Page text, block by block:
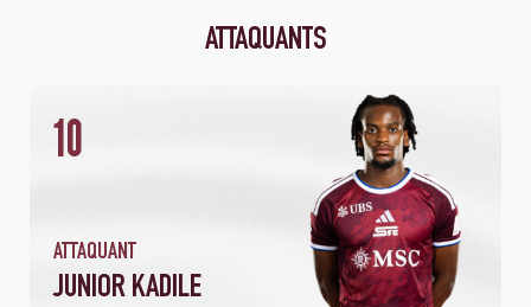
ATTAQUANTS
10
ATTAQUANT
JUNIOR KADILE